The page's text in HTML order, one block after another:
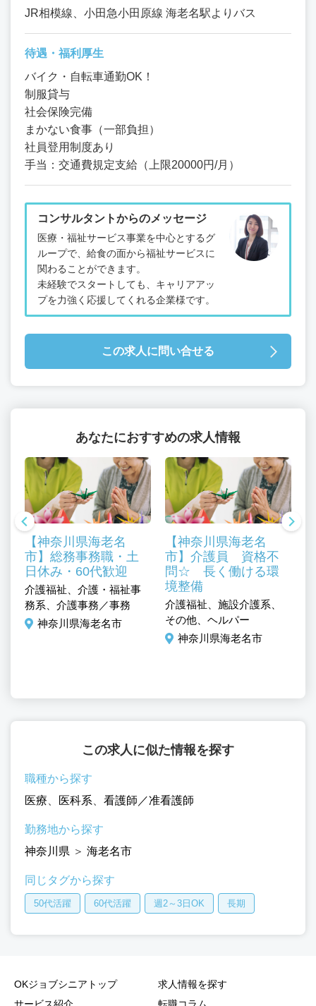
JR相模線、小田急小田原線 海老名駅よりバス
待遇・福利厚生
バイク・自転車通勤OK！
制服貸与
社会保険完備
まかない食事（一部負担）
社員登用制度あり
手当：交通費規定支給（上限20000円/月）
コンサルタントからのメッセージ
医療・福祉サービス事業を中心とするグ
ループで、給食の面から福祉サービスに
関わることができます。
未経験でスタートしても、キャリアアッ
プを力強く応援してくれる企業様です。
この求人に問い合せる
あなたにおすすめの求人情報
【神奈川県海老名
市】総務事務職・土
日休み・60代歓迎
介護福祉、介護・福祉事
務系、介護事務／事務
神奈川県海老名市
【神奈川県海老名
市】介護員 資格不
問☆ 長く働ける環
境整備
介護福祉、施設介護系、
その他、ヘルパー
神奈川県海老名市
この求人に似た情報を探す
職種から探す
医療
医科系 看護師／准看護師
勤務地から探す
神奈川県 ＞ 海老名市
同じタグから探す
50代活躍 60代活躍 週2～3日OK 長期
OKジョブシニアトップ
サービス紹介
求人情報を探す
転職コラム